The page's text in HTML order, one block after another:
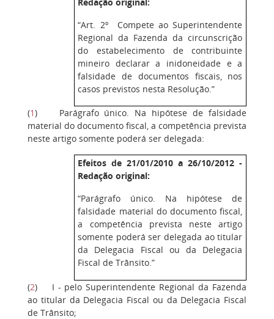
“Art. 2º Compete ao Superintendente
Regional da Fazenda da circunscrição
do estabelecimento de contribuinte
mineiro declarar a inidoneidade e a
falsidade de documentos fiscais, nos
casos previstos nesta Resolução.”
(1)
Parágrafo único. Na hipótese de falsidade
material do documento fiscal, a competência prevista
neste artigo somente poderá ser delegada:
Efeitos de 21/01/2010 a 26/10/2012 -
Redação original:
“Parágrafo único. Na hipótese de
falsidade material do documento fiscal,
a competência prevista neste artigo
somente poderá ser delegada ao titular
da Delegacia Fiscal ou da Delegacia
Fiscal de Trânsito.”
(2) I - pelo Superintendente Regional da Fazenda
ao titular da Delegacia Fiscal ou da Delegacia Fiscal
de Trânsito;